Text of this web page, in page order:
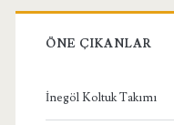
ÖNE ÇIKANLAR
İnegöl Koltuk Takımı